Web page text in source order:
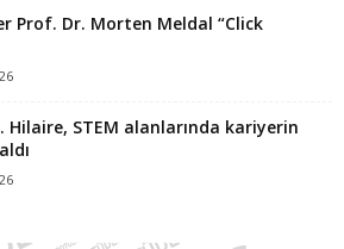
Prof. Dr. Morten Meldal “Click
Hilaire, STEM alanlarında kariyerin